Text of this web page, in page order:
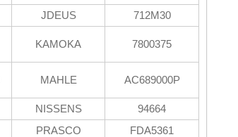
JDEUS 712M30
KAMOKA 7800375
MAHLE AC689000P
NISSENS
94664
PRASCO
FDA5361